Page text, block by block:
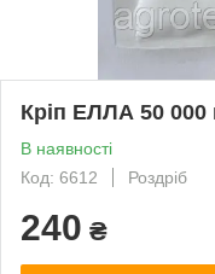
Кріп ЕЛЛА 50 000
В наявності
Код: 6612
Роздріб
240 ₴